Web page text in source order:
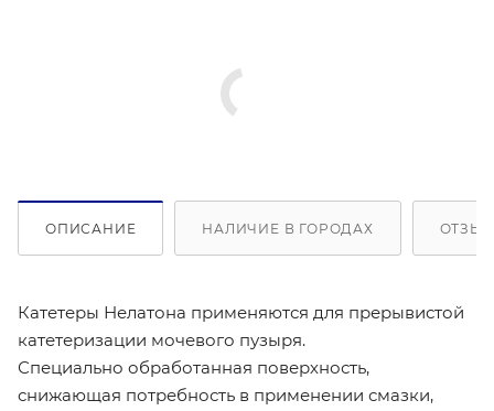
ОПИСАНИЕ НАЛИЧИЕ В ГОРОДАХ
Катетеры Нелатона применяются для прерывистой
катетеризации мочевого пузыря.
Специально обработанная поверхность,
снижающая потребность в применении смазки,